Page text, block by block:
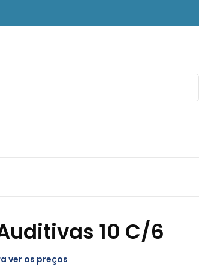
10 C/6
ver os preços